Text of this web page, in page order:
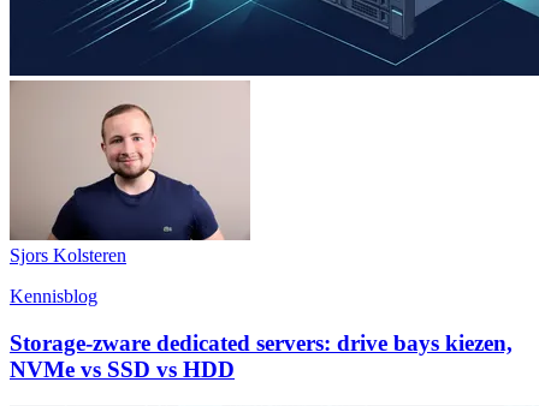
Sjors Kolsteren
Kennisblog
Storage-zware dedicated servers: drive bays kiezen,
NVMe vs SSD vs HDD